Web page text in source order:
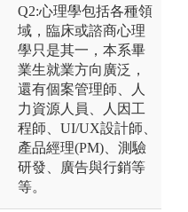
Q2:心理學包括各種領
域，臨床或諮商心理
學只是其一，本系畢
業生就業方向廣泛，
還有個案管理師、人
力資源人員、人因工
程師、UI/UX設計師、
產品經理(PM)、測驗
研發、廣告與行銷等
等。